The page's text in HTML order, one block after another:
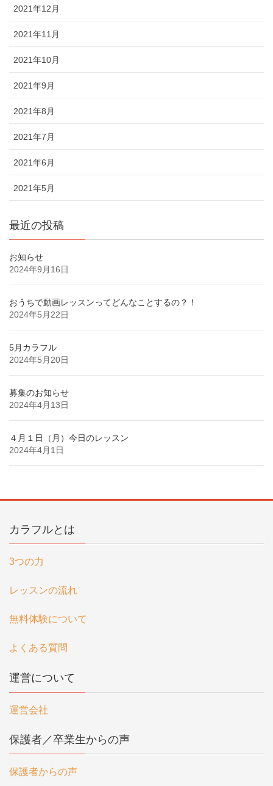
2021年12月
2021年11月
2021年10月
2021年9月
2021年8月
2021年7月
2021年6月
2021年5月
最近の投稿
お知らせ
2024年9月16日
おうちで動画レッスンってどんなことするの？！
2024年5月22日
5月カラフル
2024年5月20日
募集のお知らせ
2024年4月13日
４月１日（月）今日のレッスン
2024年4月1日
カラフルとは
3つの力
レッスンの流れ
無料体験について
よくある質問
運営について
運営会社
保護者／卒業生からの声
保護者からの声